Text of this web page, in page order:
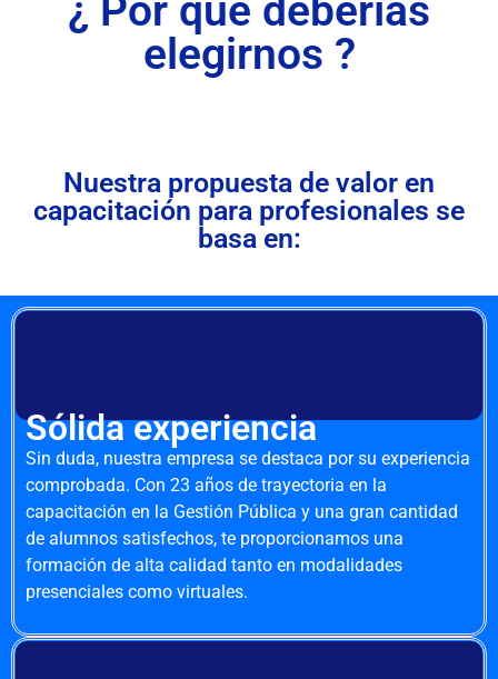
¿ Por qué deberías
elegirnos ?
Nuestra propuesta de valor en
capacitación para profesionales se
basa en:
Sólida experiencia
Sin duda, nuestra empresa se destaca por su experiencia
comprobada. Con 23 años de trayectoria en la
capacitación en la Gestión Pública y una gran cantidad
de alumnos satisfechos, te proporcionamos una
formación de alta calidad tanto en modalidades
presenciales como virtuales.